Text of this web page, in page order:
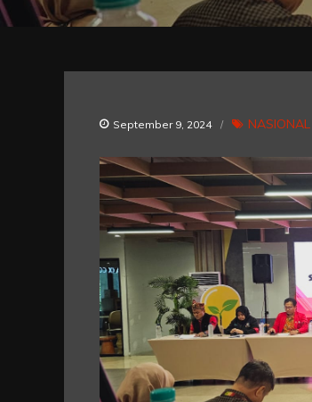
September 9, 2024 NASIONAL